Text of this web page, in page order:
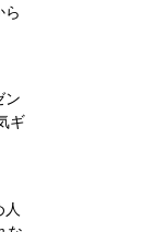
ら
ン
ギ